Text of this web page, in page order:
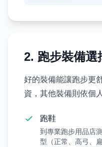
2. 跑步裝備選
好的裝備能讓跑步更
資，其他裝備則依個
跑鞋
到專業跑步用品店
型（正常、高弓、